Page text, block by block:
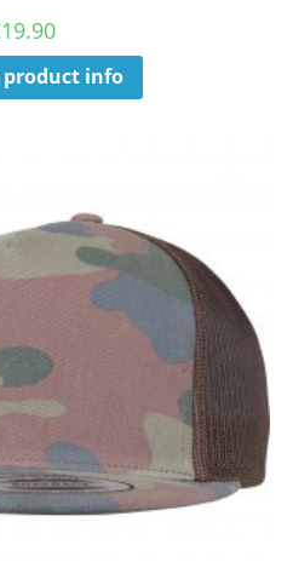
19.90
product info